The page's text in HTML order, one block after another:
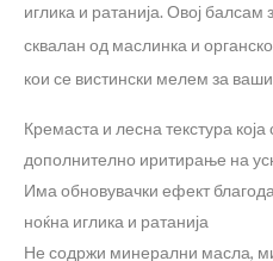
иглика и ратанија. Овој балсам
сквалан од маслинка и
кои се вистински мелем за
Кремаста и лесна текстура
дополнително иритирање на
Има обновувачки ефект
ноќна иглика и ратанија
Не содржи минерални масла,